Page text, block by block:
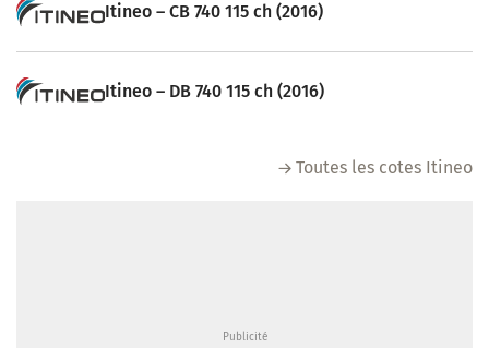
Itineo – CB 740 115 ch (2016)
Itineo – DB 740 115 ch (2016)
Toutes les cotes Itineo